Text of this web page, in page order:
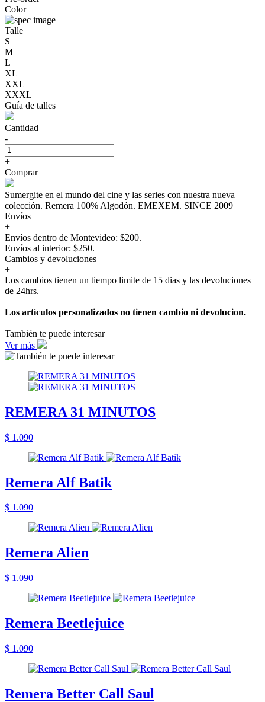
Color
Talle
S
M
L
XL
XXL
XXXL
Guía de talles
Cantidad
-
+
Comprar
Sumergite en el mundo del cine y las series con nuestra nueva
colección. Remera 100% Algodón. EMEXEM. SINCE 2009
Envíos
+
Envíos dentro de Montevideo: $200.
Envíos al interior: $250.
Cambios y devoluciones
+
Los cambios tienen un tiempo limite de 15 dias y las devoluciones
de 24hrs.
Los artículos personalizados no tienen cambio ni devolucion.
También te puede interesar
Ver más
REMERA 31 MINUTOS
$ 1.090
Remera Alf Batik
$ 1.090
Remera Alien
$ 1.090
Remera Beetlejuice
$ 1.090
Remera Better Call Saul